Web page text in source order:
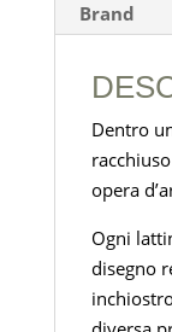
Brand
Dentro
opera
Ogni
disegno